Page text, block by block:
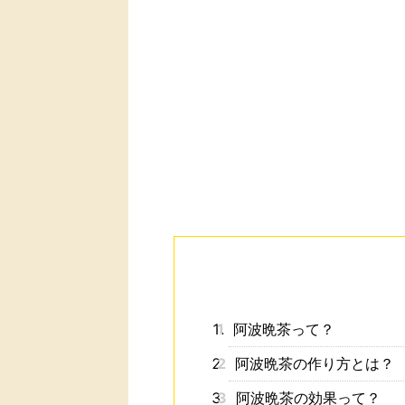
1 阿波晩茶って？
2 阿波晩茶の作り方とは？
3 阿波晩茶の効果って？